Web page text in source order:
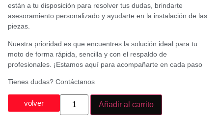
están a tu disposición para resolver tus dudas, brindarte
asesoramiento personalizado y ayudarte en la instalación de las
piezas.
Nuestra prioridad es que encuentres la solución ideal para tu
moto de forma rápida, sencilla y con el respaldo de
profesionales. ¡Estamos aquí para acompañarte en cada paso
Tienes dudas? Contáctanos
volver Añadir al carrito